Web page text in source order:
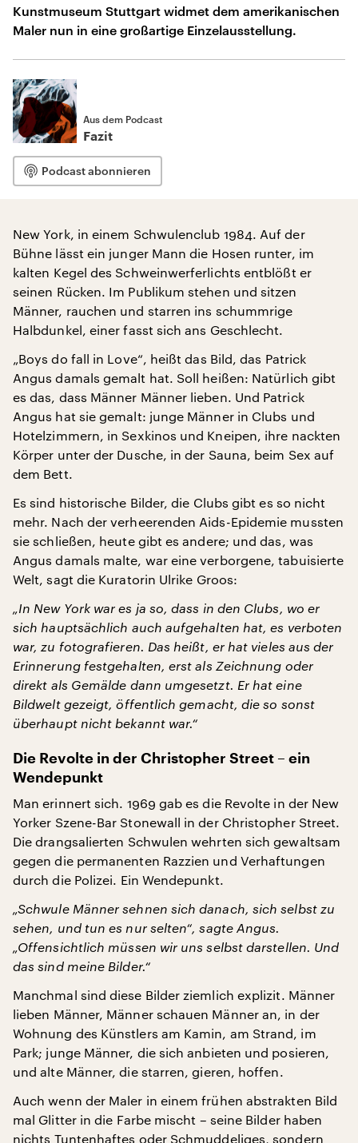
Kunstmuseum Stuttgart widmet dem amerikanischen
Maler nun in eine großartige Einzelausstellung.
Aus dem Podcast
Fazit
Podcast abonnieren
New York, in einem Schwulenclub 1984. Auf der
Bühne lässt ein junger Mann die Hosen runter, im
kalten Kegel des Schweinwerferlichts entblößt er
seinen Rücken. Im Publikum stehen und sitzen
Männer, rauchen und starren ins schummrige
Halbdunkel, einer fasst sich ans Geschlecht.
„Boys do fall in Love“, heißt das Bild, das Patrick
Angus damals gemalt hat. Soll heißen: Natürlich gibt
es das, dass Männer Männer lieben. Und Patrick
Angus hat sie gemalt: junge Männer in Clubs und
Hotelzimmern, in Sexkinos und Kneipen, ihre nackten
Körper unter der Dusche, in der Sauna, beim Sex auf
dem Bett.
Es sind historische Bilder, die Clubs gibt es so nicht
mehr. Nach der verheerenden Aids-Epidemie mussten
sie schließen, heute gibt es andere; und das, was
Angus damals malte, war eine verborgene, tabuisierte
Welt, sagt die Kuratorin Ulrike Groos:
„In New York war es ja so, dass in den Clubs, wo er
sich hauptsächlich auch aufgehalten hat, es verboten
war, zu fotografieren. Das heißt, er hat vieles aus der
Erinnerung festgehalten, erst als Zeichnung oder
direkt als Gemälde dann umgesetzt. Er hat eine
Bildwelt gezeigt, öffentlich gemacht, die so sonst
überhaupt nicht bekannt war.“
Die Revolte in der Christopher Street – ein
Wendepunkt
Man erinnert sich. 1969 gab es die Revolte in der New
Yorker Szene-Bar Stonewall in der Christopher Street.
Die drangsalierten Schwulen wehrten sich gewaltsam
gegen die permanenten Razzien und Verhaftungen
durch die Polizei. Ein Wendepunkt.
„Schwule Männer sehnen sich danach, sich selbst zu
sehen, und tun es nur selten“, sagte Angus.
„Offensichtlich müssen wir uns selbst darstellen. Und
das sind meine Bilder.“
Manchmal sind diese Bilder ziemlich explizit. Männer
lieben Männer, Männer schauen Männer an, in der
Wohnung des Künstlers am Kamin, am Strand, im
Park; junge Männer, die sich anbieten und posieren,
und alte Männer, die starren, gieren, hoffen.
Auch wenn der Maler in einem frühen abstrakten Bild
mal Glitter in die Farbe mischt – seine Bilder haben
nichts Tuntenhaftes oder Schmuddeliges, sondern